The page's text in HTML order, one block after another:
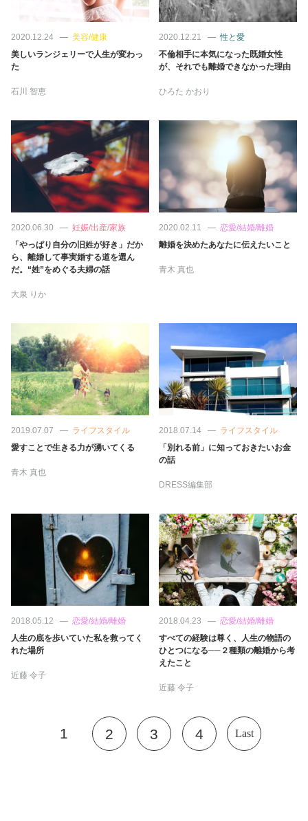
2020.12.24
美容/健康
美しいランジェリーで人生が変わっ
た
石川 智恵
2020.12.21
性と愛
不倫相手に本気になった既婚女性
が、それでも離婚できなかった理由
ひろた かおり
2020.06.30
妊娠/出産/家族
「やっぱり自分の旧姓が好き」だか
ら、離婚して事実婚する道を選ん
だ。“姓”をめぐる夫婦の話
大泉 りか
2020.02.11
恋愛/結婚/離婚
離婚を決めたあなたに伝えたいこと
青木 真也
2019.07.07
ライフスタイル
愛すことで生きる力が湧いてくる
青木 真也
2018.07.14
ライフスタイル
「別れる前」に知っておきたいお金
の話
DRESS編集部
2018.05.12
恋愛/結婚/離婚
人生の底を歩いていた私を救ってく
れた場所
近藤 令子
2018.04.23
恋愛/結婚/離婚
すべての経験は尊く、人生の物語の
ひとつになる──２種類の離婚から考
えたこと
近藤 令子
1 2 3 4 Last